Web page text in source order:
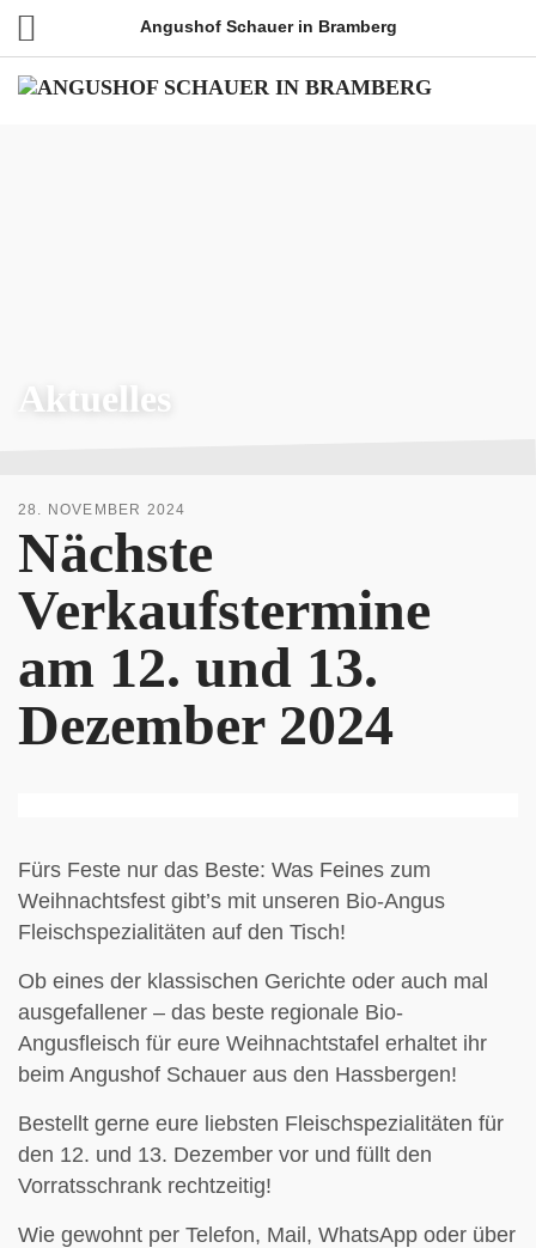
Angushof Schauer in Bramberg
Aktuelles
28. NOVEMBER 2024
Nächste
Verkaufstermine
am 12. und 13.
Dezember 2024
Fürs Feste nur das Beste: Was Feines zum
Weihnachtsfest gibt’s mit unseren Bio-Angus
Fleischspezialitäten auf den Tisch!
Ob eines der klassischen Gerichte oder auch mal
ausgefallener – das beste regionale Bio-
Angusfleisch für eure Weihnachtstafel erhaltet ihr
beim Angushof Schauer aus den Hassbergen!
Bestellt gerne eure liebsten Fleischspezialitäten für
den 12. und 13. Dezember vor und füllt den
Vorratsschrank rechtzeitig!
Wie gewohnt per Telefon, Mail, WhatsApp oder über